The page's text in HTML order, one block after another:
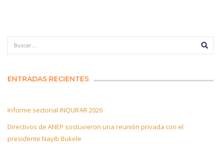
ENTRADAS RECIENTES
Informe sectorial INQUIFAR 2026
Directivos de ANEP sostuvieron una reunión privada con el
presidente Nayib Bukele